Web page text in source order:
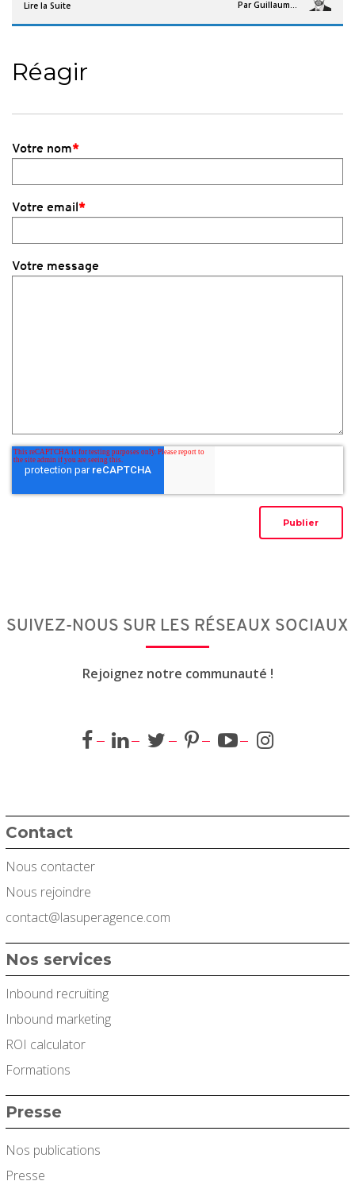
Lire la Suite Par Guillaume Vigneron
Réagir
Votre nom*
Votre email*
Votre message
SUIVEZ-NOUS SUR LES RÉSEAUX SOCIAUX
Rejoignez notre communauté !
Contact
Nous contacter
Nous rejoindre
contact@lasuperagence.com
Nos services
Inbound recruiting
Inbound marketing
ROI calculator
Formations
Presse
Nos publications
Presse